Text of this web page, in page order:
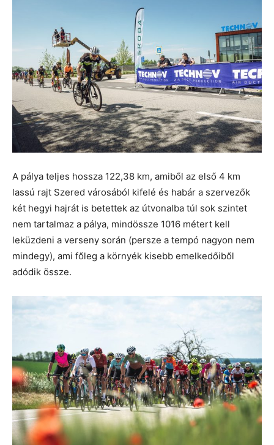
A pálya teljes hossza 122,38 km, amiből az első 4 km
lassú rajt Szered városából kifelé és habár a szervezők
két hegyi hajrát is betettek az útvonalba túl sok szintet
nem tartalmaz a pálya, mindössze 1016 métert kell
leküzdeni a verseny során (persze a tempó nagyon nem
mindegy), ami főleg a környék kisebb emelkedőiből
adódik össze.